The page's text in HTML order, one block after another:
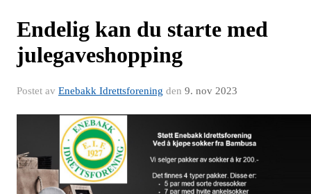
Endelig kan du starte med
julegaveshopping
Postet av Enebakk Idrettsforening den 9. nov 2023